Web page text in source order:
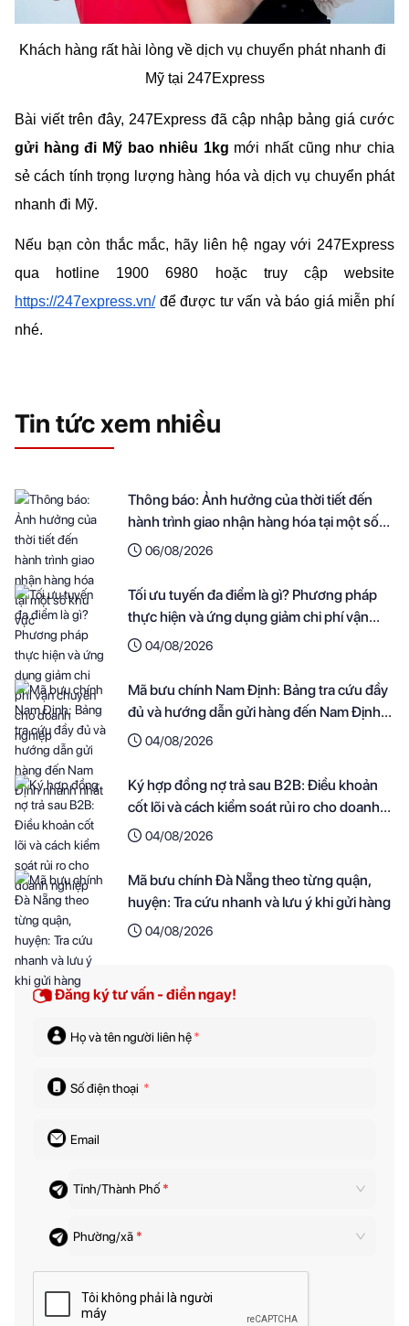
Khách hàng rất hài lòng về dịch vụ chuyển phát nhanh đi
Mỹ tại 247Express
Bài viết trên đây, 247Express đã cập nhập bảng giá cước
gửi hàng đi Mỹ bao nhiêu 1kg mới nhất cũng như chia
sẻ cách tính trọng lượng hàng hóa và dịch vụ chuyển phát
nhanh đi Mỹ.
Nếu bạn còn thắc mắc, hãy liên hệ ngay với 247Express
https://247express.vn/ để được tư vấn và báo giá miễn phí
nhé.
Tin tức xem nhiều
Thông báo: Ảnh hưởng của thời tiết đến
hành trình giao nhận hàng hóa tại một số
khu vực
06/08/2026
Tối ưu tuyến đa điểm là gì? Phương pháp
thực hiện và ứng dụng giảm chi phí vận
chuyển cho doanh nghiệp
04/08/2026
Mã bưu chính Nam Định: Bảng tra cứu đầy
đủ và hướng dẫn gửi hàng đến Nam Định
nhanh nhất
04/08/2026
Ký hợp đồng nợ trả sau B2B: Điều khoản
cốt lõi và cách kiểm soát rủi ro cho doanh
nghiệp
04/08/2026
Mã bưu chính Đà Nẵng theo từng quận,
huyện: Tra cứu nhanh và lưu ý khi gửi hàng
04/08/2026
Đăng ký tư vấn - điền ngay!
Họ và tên người liên hệ*
Số điện thoại *
Email
Tỉnh/Thành Phố *
Phường/xã *